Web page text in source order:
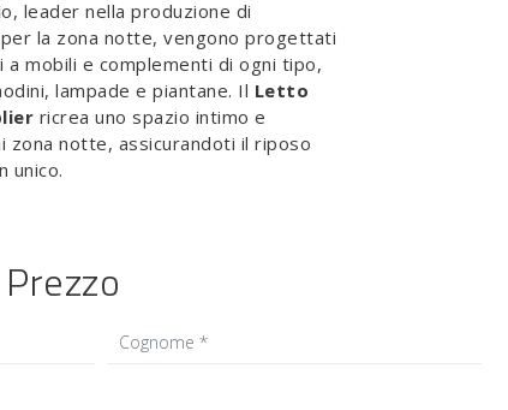
leader nella produzione di
la zona notte, vengono progettati
mobili e complementi di ogni tipo,
lampade e piantane. Il Letto
ricrea uno spazio intimo e
zona notte, assicurandoti il riposo
unico.